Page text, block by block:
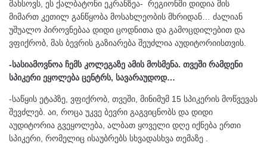
მახსოვს, ეს ქალბატონი ეკრანზეა- რეგიონში დიდია მის
მიმართ კეთილ განწყობა მოსახლეობის მხრიდან… ძალიან
უშუალო პიროვნებაა დიდი ცოდნითა და გამოცდილებით და
ვფიქრობ, მას ბევრის გაზიარება შეუძლია აუდიტორიისთვის.
-სასიამოვნოა ჩემს კოლეგაზე ამის მოსმენა. თვეში რამდენი
სპიკერი ეყოლება ცენტრს, სავარაუდოდ…
-საწყის ეტაპზე, ვფიქრობ, თვეში, მინიმუმ 15 სპიკერის მოწვევას
შევძლებ. აი, როცა უკვე ბევრი გაგვიცნობს და დიდი
აუდიტორია გვეყოლება, ალბათ ყოველი დღე იქნება ერთი
სპიკერი, რომელიც ისაუბრებს სხვადასხვა თემაზე .